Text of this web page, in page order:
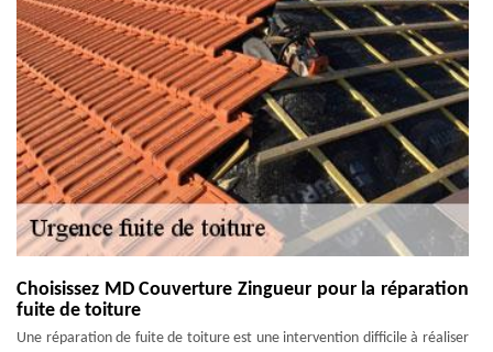
Choisissez MD Couverture Zingueur pour la réparation
fuite de toiture
Une réparation de fuite de toiture est une intervention difficile à réaliser